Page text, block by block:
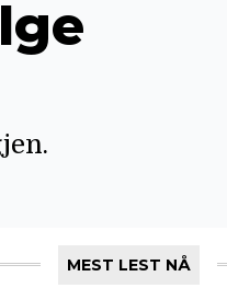
MEST LEST NÅ